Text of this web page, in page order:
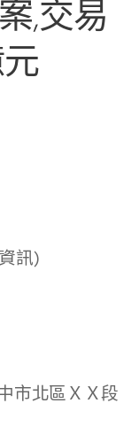
,交易
訊)
市北區ＸＸ段